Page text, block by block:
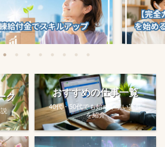
金で賢くスキルアップする
【主婦でも使え...
【完全ガ
ク おすすめの仕事一覧
40代・50代でも始めやすい案件
を紹介